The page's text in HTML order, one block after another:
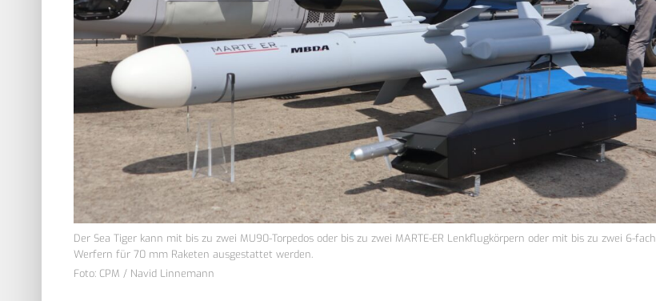
Der Sea Tiger kann mit bis zu zwei MU90-Torpedos oder bis zu zwei MARTE-ER Lenkflugkörpern oder mit bis zu zwei 6-fach
Werfern für 70 mm Raketen ausgestattet werden.
Foto: CPM / Navid Linnemann